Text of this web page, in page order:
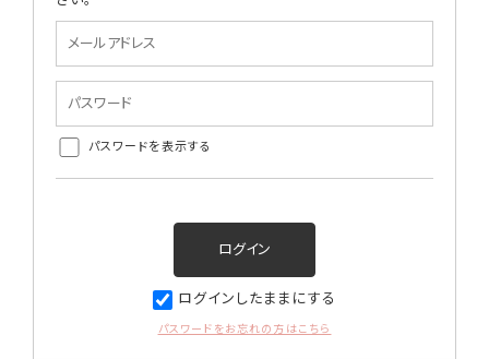
パスワードを表示する
ログインしたままにする
パスワードをお忘れの方はこちら